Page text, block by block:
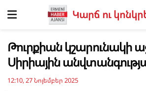
Կարճ ու
Թուրքիան կշարունակի
Սիրիային
12:10, 27 Նոյեմբեր 2025